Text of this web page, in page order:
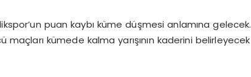
puan kaybı küme düşmesi anlamına gelecek.
kümede kalma yarışının kaderini belirleyecek